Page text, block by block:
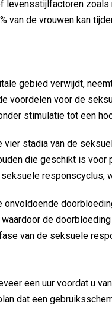
zoals
van de vrouwen kan
gebied verwijdt,
voordelen voor de
stimulatie tot een
stadia van de
die geschikt is
onvoldoende
de
van de seksuele
een uur voordat u
dat een